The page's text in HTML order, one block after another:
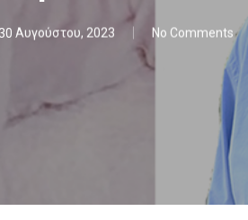
30 Αυγούστου, 2023 No Comments